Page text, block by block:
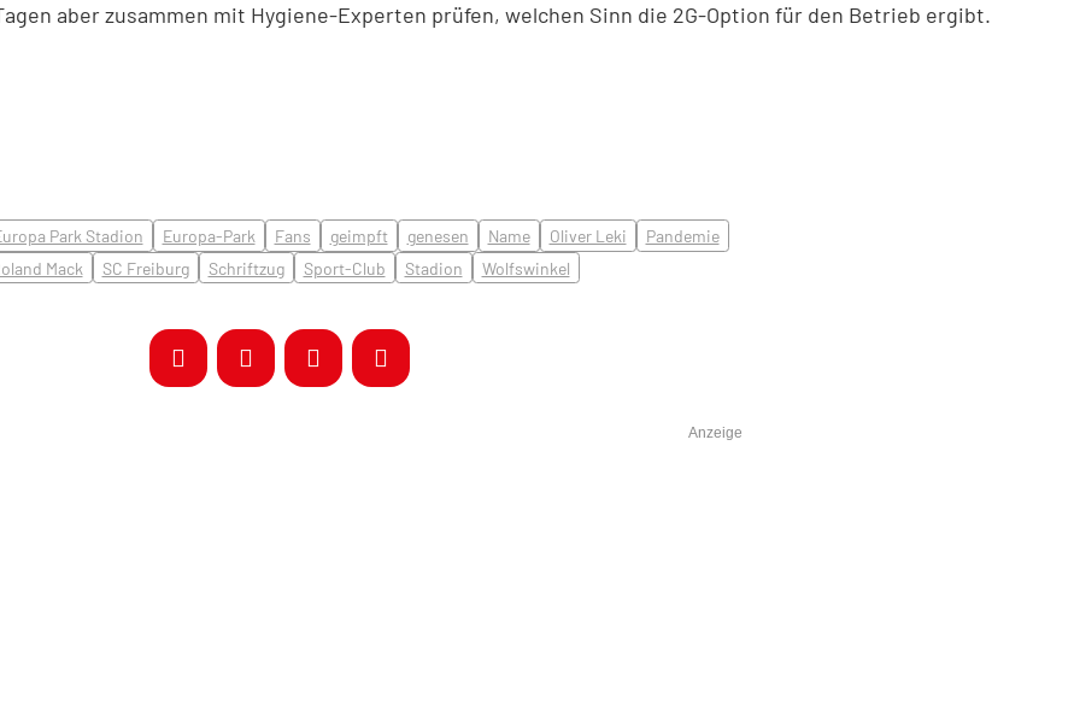
aber zusammen mit Hygiene-Experten prüfen, welchen Sinn die 2G-Option für den Betrieb ergibt.
Park Stadion Europa-Park Fans geimpft genesen Name Oliver Leki
Pandemie
Mack
SC Freiburg Schriftzug Sport-Club Stadion Wolfswinkel
Anzeige